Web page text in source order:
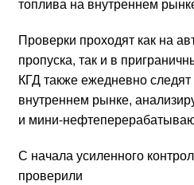
Проверки проходят как на
пропуска, так и в
КГД также ежедневно следят
внутреннем рынке,
и мини-
С начала усиленного
проверили